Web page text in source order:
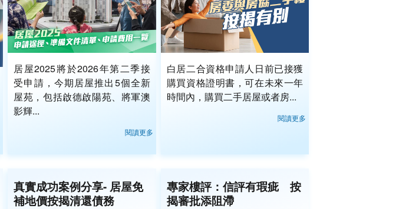
居屋2025將於2026年第二季接
受申請，今期居屋推出5個全新
屋苑，包括啟德啟陽苑、將軍澳
影輝...
閱讀更多
白居二合資格申請人日前已接獲
購買資格證明書，可在未來一年
時間內，購買二手居屋或者房...
閱讀更多
真實成功案例分享- 居屋免
補地價按揭清還債務
專家樓評：信評有瑕疵 按
揭審批添阻滯